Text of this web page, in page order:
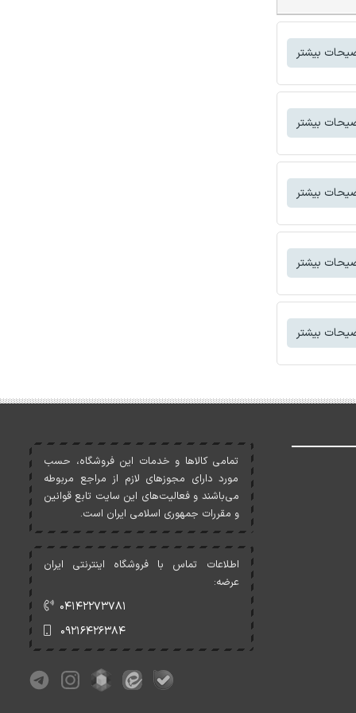
بیشتر
بیشتر
بیشتر
بیشتر
بیشتر
تمامی کالاها و خدمات اين فروشگاه، حسب
مورد دارای مجوزهای لازم از مراجع مربوطه
می‌باشند و فعاليت‌های اين سايت تابع قوانين
و مقررات جمهوری اسلامی ايران است.
اطلاعات تماس با فروشگاه اینترنتی ایران
عرضه:
۰۴۱۴۲۲۷۳۷۸۱
۰۹۲۱۶۴۲۶۳۸۴